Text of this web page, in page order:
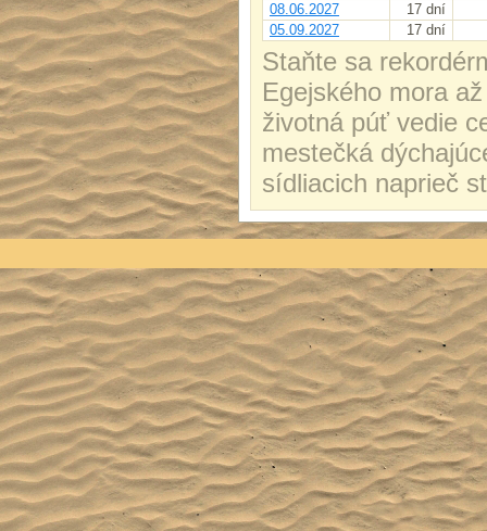
08.06.2027
17 dní
05.09.2027
17 dní
Staňte sa
Egejského mora
životná púť vedie
mestečká
sídliacich naprieč